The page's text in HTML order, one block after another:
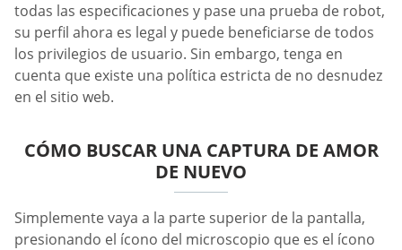
todas las especificaciones y pase una prueba de robot,
su perfil ahora es legal y puede beneficiarse de todos
los privilegios de usuario. Sin embargo, tenga en
cuenta que existe una política estricta de no desnudez
en el sitio web.
CÓMO BUSCAR UNA CAPTURA DE AMOR
DE NUEVO
Simplemente vaya a la parte superior de la pantalla,
presionando el ícono del microscopio que es el ícono